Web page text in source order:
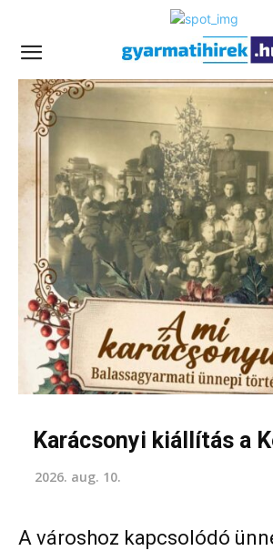
Karácsonyi kiállítás a
2026. aug. 10.
A városhoz kapcsolódó